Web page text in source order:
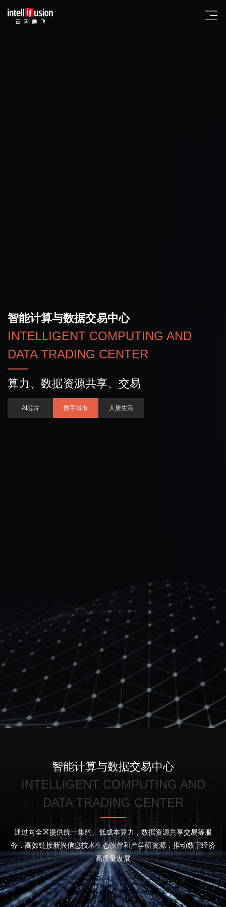
智能计算与数据交易中心
INTELLIGENT COMPUTING AND
DATA TRADING CENTER
算力、数据资源共享、交易
AI芯片 数字城市 人居生活
智能计算与数据交易中心
INTELLIGENT COMPUTING AND
DATA TRADING CENTER
通过向全区提供统一集约、低成本算力，数据资源共享交易等服
务，高效链接新兴信息技术生态伙伴和产学研资源，推动数字经济
高质量发展
欢迎您预约918.com(中
国区)全球创新展示中
心！请您填写表单，
918.com将竭诚为您服
务，谢谢！
类
型
：
政府
协会
学校
企业
其它